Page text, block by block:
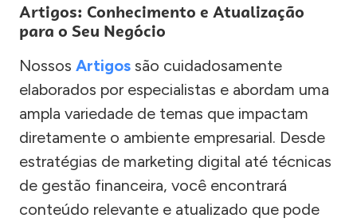
Artigos: Conhecimento e Atualização
para o Seu Negócio
Nossos Artigos são cuidadosamente
elaborados por especialistas e abordam uma
ampla variedade de temas que impactam
diretamente o ambiente empresarial. Desde
estratégias de marketing digital até técnicas
de gestão financeira, você encontrará
conteúdo relevante e atualizado que pode